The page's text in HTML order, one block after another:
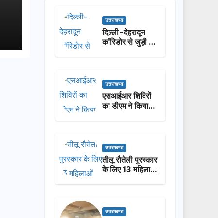
उत्तराखण्ड
दिल्ली-देहरादून
कॉरिडोर से जुड़ी 12
उत्तराखण्ड
एसआईआर शिविरों
का डीएम ने किया
उत्तराखण्ड
तीलू रौतेली पुरस्कार
के लिए 13 महिलाओं
सम्मानित…
उत्तराखण्ड